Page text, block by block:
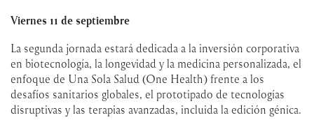
Viernes 11 de septiembre
La segunda jornada estará dedicada a la inversión corporativa
en biotecnología, la longevidad y la medicina personalizada, el
enfoque de Una Sola Salud (One Health) frente a los
desafíos sanitarios globales, el prototipado de tecnologías
disruptivas y las terapias avanzadas, incluida la edición génica.